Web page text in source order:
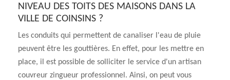
NIVEAU DES TOITS DES MAISONS DANS LA
VILLE DE COINSINS ?
Les conduits qui permettent de canaliser l'eau de pluie
peuvent être les gouttières. En effet, pour les mettre en
place, il est possible de solliciter le service d'un artisan
couvreur zingueur professionnel. Ainsi, on peut vous